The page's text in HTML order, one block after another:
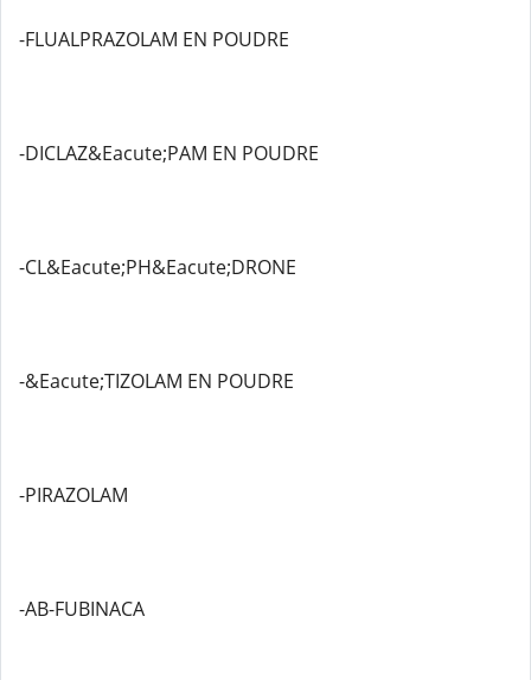
-FLUALPRAZOLAM EN POUDRE
-DICLAZ&Eacute;PAM EN POUDRE
-CL&Eacute;PH&Eacute;DRONE
-&Eacute;TIZOLAM EN POUDRE
-PIRAZOLAM
-AB-FUBINACA